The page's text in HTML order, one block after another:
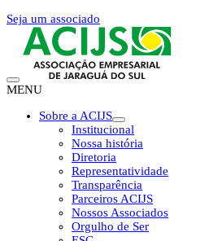
Seja um associado
MENU
Sobre a ACIJS
Institucional
Nossa história
Diretoria
Representatividade
Transparência
Parceiros ACIJS
Nossos Associados
Orgulho de Ser